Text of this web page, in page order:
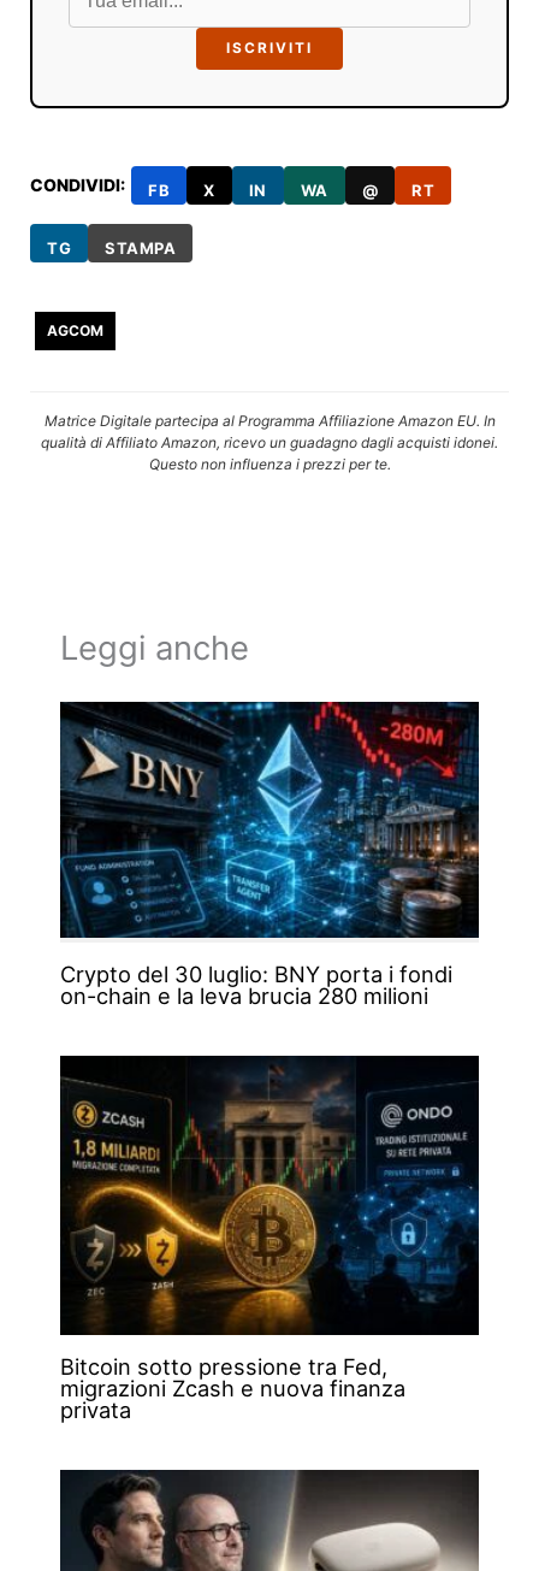
ISCRIVITI
CONDIVIDI: FB X IN WA @ RT
TG STAMPA
AGCOM
Matrice Digitale partecipa al Programma Affiliazione Amazon EU. In
qualità di Affiliato Amazon, ricevo un guadagno dagli acquisti idonei.
Questo non influenza i prezzi per te.
Leggi anche
Crypto del 30 luglio: BNY porta i fondi
on-chain e la leva brucia 280 milioni
Bitcoin sotto pressione tra Fed,
migrazioni Zcash e nuova finanza
privata